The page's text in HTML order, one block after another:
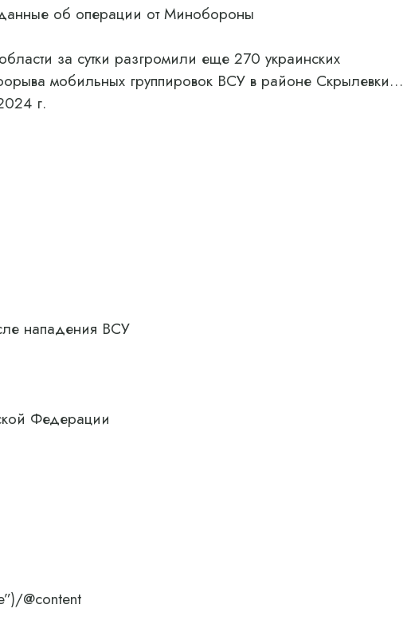
об операции от Минобороны
за сутки разгромили еще 270 украинских
мобильных группировок ВСУ в районе Скрылевки…
г.
нападения ВСУ
Федерации
@content